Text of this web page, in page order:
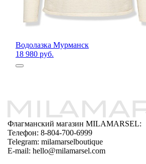
Водолазка Мурманск
18 980 руб.
Флагманский магазин MILAMARSEL:
Телефон: 8-804-700-6999
Telegram: milamarselboutique
E-mail: hello@milamarsel.com